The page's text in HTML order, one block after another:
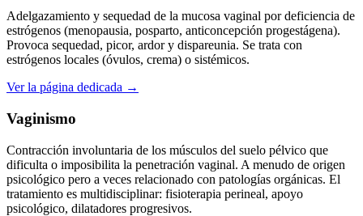
Adelgazamiento y sequedad de la mucosa vaginal por deficiencia de
estrógenos (menopausia, posparto, anticoncepción progestágena).
Provoca sequedad, picor, ardor y dispareunia. Se trata con
estrógenos locales (óvulos, crema) o sistémicos.
Ver la página dedicada →
Vaginismo
Contracción involuntaria de los músculos del suelo pélvico que
dificulta o imposibilita la penetración vaginal. A menudo de origen
psicológico pero a veces relacionado con patologías orgánicas. El
tratamiento es multidisciplinar: fisioterapia perineal, apoyo
psicológico, dilatadores progresivos.